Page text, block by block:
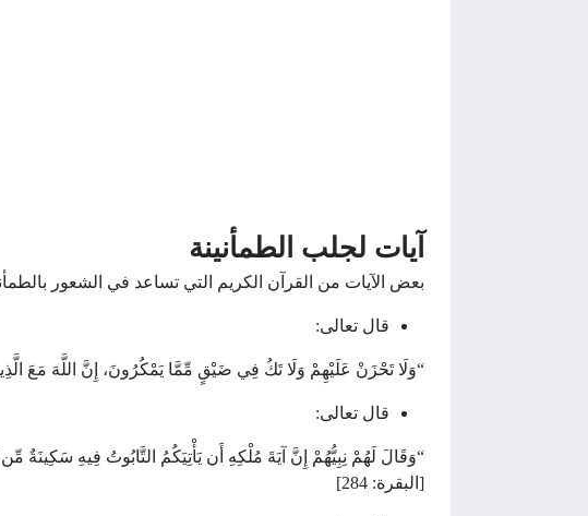
آيات لجلب الطمأنينة
بعض الآيات من القرآن الكريم التي تساعد في الشعور
قال تعالى:
“وَلَا تَحْزَنْ عَلَيْهِمْ وَلَا تَكُ فِي ضَيْقٍ مِّمَّا يَمْكُرُونَ، إِنَّ اللَّهَ مَعَ الَّذِينَ
قال تعالى:
“وَقَالَ لَهُمْ نِبِيُّهُمْ إِنَّ آيَةَ مُلْكِهِ أَن يَأْتِيَكُمُ التَّابُوتُ فِيهِ
[البقرة: 284]